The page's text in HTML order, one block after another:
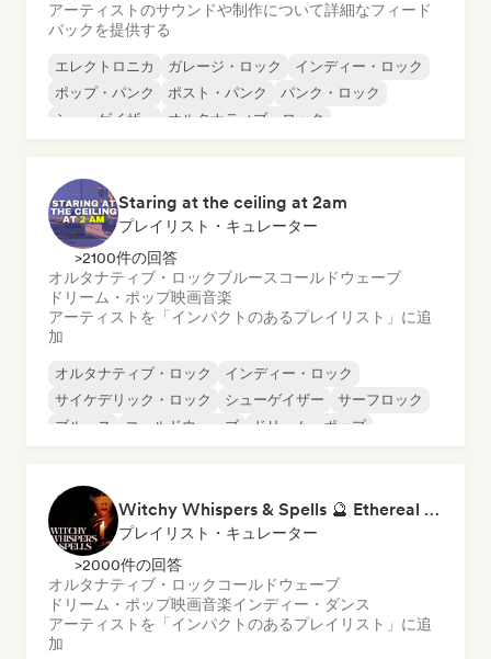
アーティストのサウンドや制作について詳細なフィード
バックを提供する
エレクトロニカ ガレージ・ロック
インディー・ロック
ポップ・パンク
ポスト・パンク
パンク・ロック
シューゲイザー
オルタナティブ・ロック
Staring at the ceiling at 2am
プレイリスト・キュレーター
>2100件の回答
オルタナティブ・ロックブルース コールドウェーブ
ドリーム・ポップ映画音楽
アーティストを「インパクトのあるプレイリスト」に追
加
オルタナティブ・ロック
インディー・ロック
サイケデリック・ロック
シューゲイザー
サーフロック
ブルース
コールドウェーブ ドリーム・ポップ
Witchy Whispers & Spells 🔮 Ethereal Art Pop & Dream Pop
プレイリスト・キュレーター
>2000件の回答
オルタナティブ・ロック コールドウェーブ
ドリーム・ポップ映画音楽インディー・ダンス
アーティストを「インパクトのあるプレイリスト」に追
加